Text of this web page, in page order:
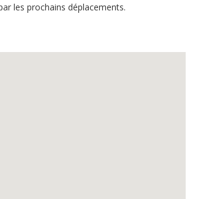
les prochains déplacements.